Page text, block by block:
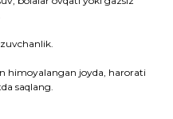
himoyalangan joyda, harorati
saqlang.